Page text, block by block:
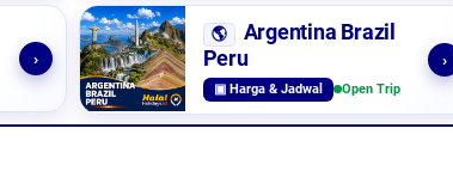
›
🌎
Argentina Brazil
Peru
▣ Harga & Jadwal Open Trip
›